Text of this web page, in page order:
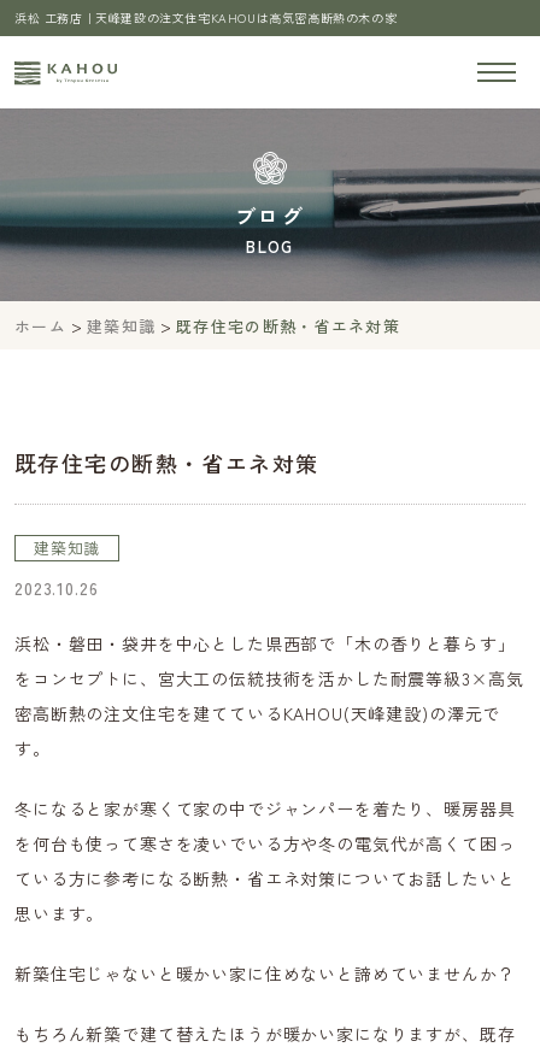
浜松 工務店｜天峰建設の注文住宅KAHOUは高気密高断熱の木の家
ブログ
BLOG
ホーム > 建築知識 >既存住宅の断熱・省エネ対策
既存住宅の断熱・省エネ対策
建築知識
2023.10.26
浜松・磐田・袋井を中心とした県西部で「木の香りと暮らす」
をコンセプトに、宮大工の伝統技術を活かした耐震等級3×高気
密高断熱の注文住宅を建てているKAHOU(天峰建設)の澤元で
す。
冬になると家が寒くて家の中でジャンパーを着たり、暖房器具
を何台も使って寒さを凌いでいる方や冬の電気代が高くて困っ
ている方に参考になる断熱・省エネ対策についてお話したいと
思います。
新築住宅じゃないと暖かい家に住めないと諦めていませんか？
もちろん新築で建て替えたほうが暖かい家になりますが、既存